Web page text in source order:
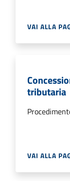
VAI ALLA
tributaria
VAI ALLA